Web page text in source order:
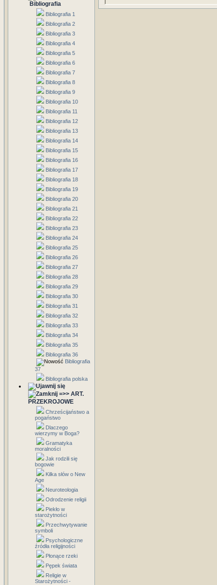
Bibliografia
Bibliografia 1
Bibliografia 2
Bibliografia 3
Bibliografia 4
Bibliografia 5
Bibliografia 6
Bibliografia 7
Bibliografia 8
Bibliografia 9
Bibliografia 10
Bibliografia 11
Bibliografia 12
Bibliografia 13
Bibliografia 14
Bibliografia 15
Bibliografia 16
Bibliografia 17
Bibliografia 18
Bibliografia 19
Bibliografia 20
Bibliografia 21
Bibliografia 22
Bibliografia 23
Bibliografia 24
Bibliografia 25
Bibliografia 26
Bibliografia 27
Bibliografia 28
Bibliografia 29
Bibliografia 30
Bibliografia 31
Bibliografia 32
Bibliografia 33
Bibliografia 34
Bibliografia 35
Bibliografia 36
Bibliografia
37
Bibliografia polska
=>> ART.
PRZEKROJOWE
Chrześcijaństwo a
pogaństwo
Dlaczego
wierzymy w Boga?
Gramatyka
moralności
Jak rodzili się
bogowie
Kilka słów o New
Age
Neuroteologia
Odrodzenie religii
Piekło w
starożytności
Przechwytywanie
symboli
Psychologiczne
źródła religijności
Płonące rzeki
Pępek świata
Religie w
Starożytności -